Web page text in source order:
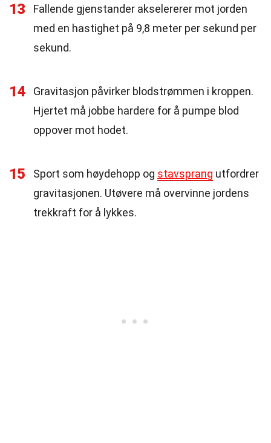
13
Fallende gjenstander akselererer mot jorden
med en hastighet på 9,8 meter per sekund per
sekund.
14
Gravitasjon påvirker blodstrømmen i kroppen.
Hjertet må jobbe hardere for å pumpe blod
oppover mot hodet.
15 Sport som høydehopp og stavsprang utfordrer
gravitasjonen. Utøvere må overvinne jordens
trekkraft for å lykkes.